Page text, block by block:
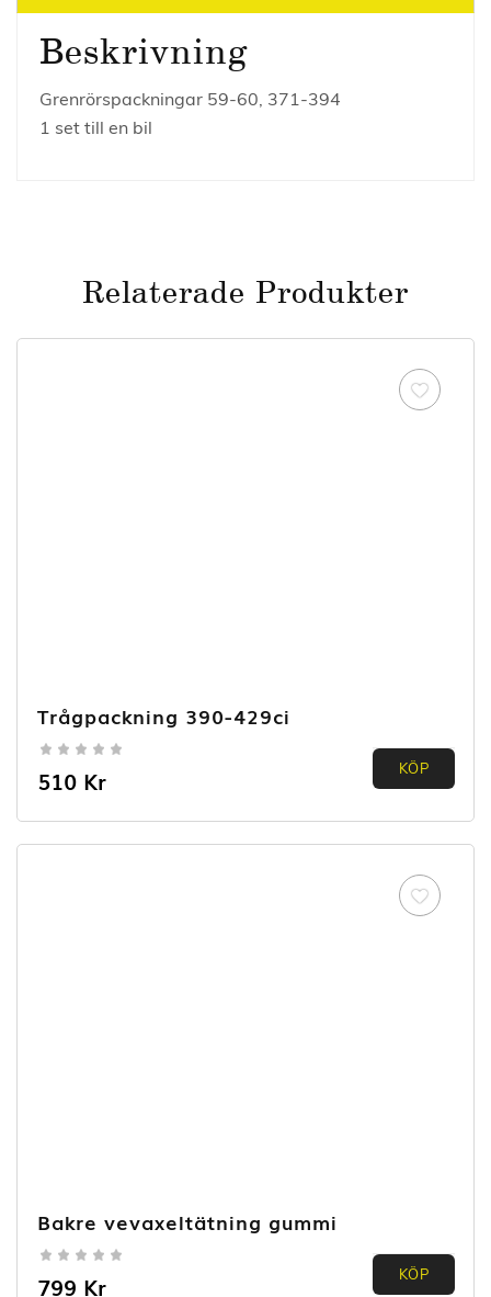
Beskrivning
Grenrörspackningar 59-60, 371-394
1 set till en bil
Relaterade Produkter
Trågpackning 390-429ci
0.00
5
510 Kr KÖP
Bakre vevaxeltätning gummi
0.00
799 Kr KÖP